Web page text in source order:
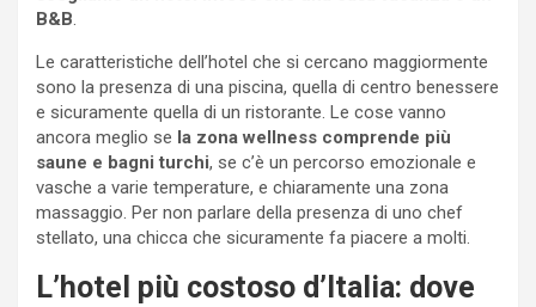
B&B.
Le caratteristiche dell’hotel che si cercano maggiormente
sono la presenza di una piscina, quella di centro benessere
e sicuramente quella di un ristorante. Le cose vanno
ancora meglio se la zona wellness comprende più
saune e bagni turchi, se c’è un percorso emozionale e
vasche a varie temperature, e chiaramente una zona
massaggio. Per non parlare della presenza di uno chef
stellato, una chicca che sicuramente fa piacere a molti.
L’hotel più costoso d’Italia: dove